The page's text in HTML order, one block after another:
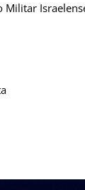
Militar